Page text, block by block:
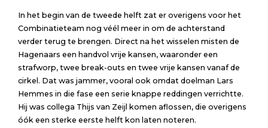
In het begin van de tweede helft zat er overigens voor het
Combinatieteam nog véél meer in om de achterstand
verder terug te brengen. Direct na het wisselen misten de
Hagenaars een handvol vrije kansen, waaronder een
strafworp, twee break-outs en twee vrije kansen vanaf de
cirkel. Dat was jammer, vooral ook omdat doelman Lars
Hemmes in die fase een serie knappe reddingen verrichtte.
Hij was collega Thijs van Zeijl komen aflossen, die overigens
óók een sterke eerste helft kon laten noteren.